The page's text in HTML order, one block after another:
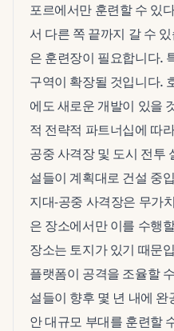
포르에서만 훈련할 수 있
서 다른 쪽 끝까지 갈 수
은 훈련장이 필요합니다.
구역이 확장될 것입니다.
에도 새로운 개발이 있을
적 전략적 파트너십에 따
공중 사격장 및 도시 전투
설들이 계획대로 건설 중
지대-공중 사격장은 무가
은 장소에서만 이를 수행
장소는 토지가 있기 때문
플랫폼이 공격을 조율할
설들이 향후 몇 년 내에
안 대규모 부대를 훈련할